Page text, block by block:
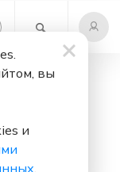
бесплатно
Dust
вы
и
.